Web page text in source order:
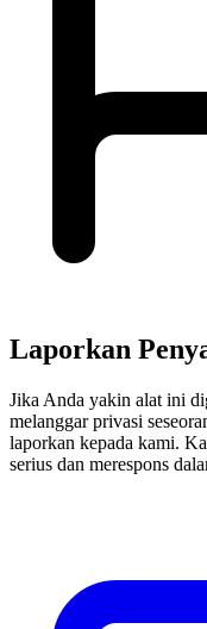
Laporkan
Jika Anda yakin alat ini
melanggar privasi
laporkan kepada kami.
serius dan merespons